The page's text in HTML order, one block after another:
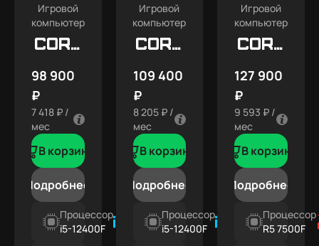
Игровой
компьютер
Core
98 900
₽
7 418 ₽ /
мес
В корзину
Подробнее
Процессор
i5-12400F
Игровой
компьютер
Core
109 400
₽
8 205 ₽ /
мес
В корзину
Подробнее
Процессор
i5-12400F
Игровой
компьютер
Core
127 900
₽
9 593 ₽ /
мес
В корзину
Подробнее
Процессор
R5 7500F